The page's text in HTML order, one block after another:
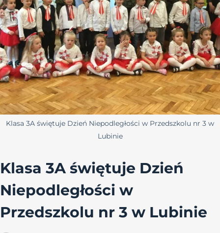
Klasa 3A świętuje Dzień Niepodległości w Przedszkolu nr 3 w
Lubinie
Klasa 3A świętuje Dzień
Niepodległości w
Przedszkolu nr 3 w Lubinie